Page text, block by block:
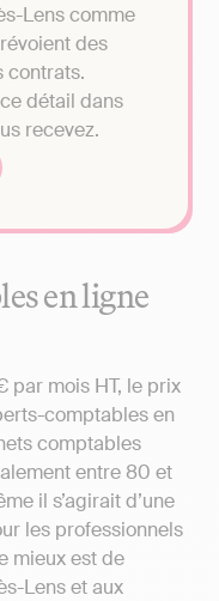
Lens comme
des
contrats.
détail dans
recevez.
en ligne
par mois HT, le prix
comptables en
comptables
entre 80 et
il s’agirait d’une
les professionnels
mieux est de
Lens et aux